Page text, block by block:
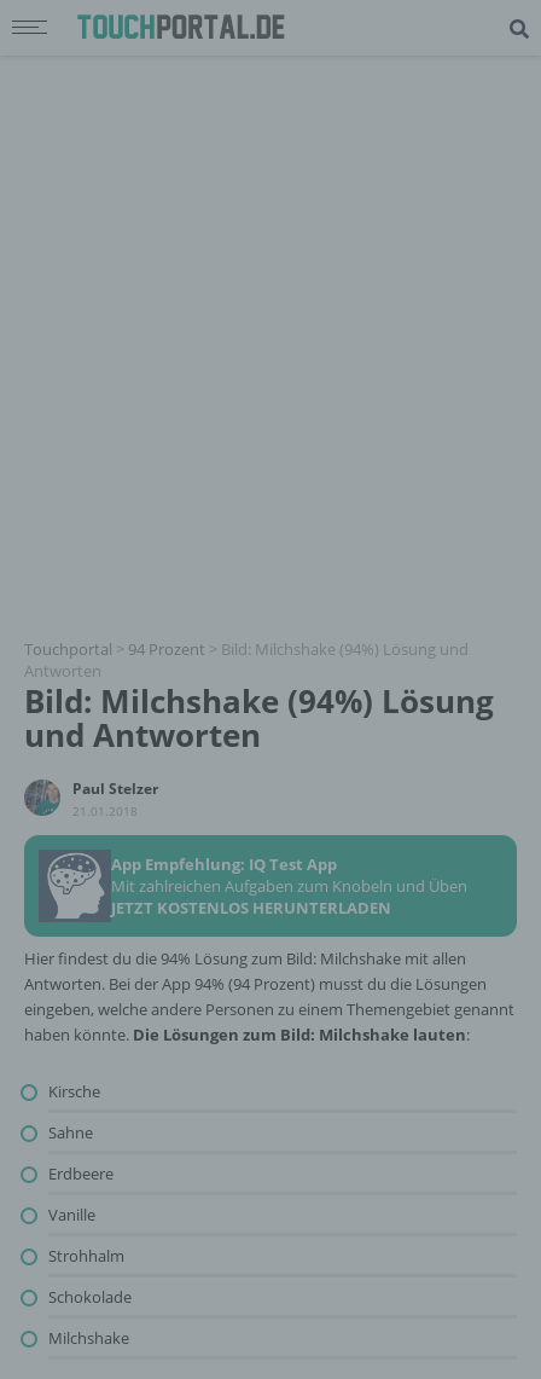
Touchportal > 94 Prozent > Bild: Milchshake (94%) Lösung und
Antworten
Bild: Milchshake (94%) Lösung
und Antworten
Paul Stelzer
21.01.2018
App Empfehlung: IQ Test App
Mit zahlreichen Aufgaben zum Knobeln und Üben
JETZT KOSTENLOS HERUNTERLADEN
Hier findest du die 94% Lösung zum Bild: Milchshake mit allen
Antworten. Bei der App 94% (94 Prozent) musst du die Lösungen
eingeben, welche andere Personen zu einem Themengebiet genannt
haben könnte. Die Lösungen zum Bild: Milchshake lauten:
Kirsche
Sahne
Erdbeere
Vanille
Strohhalm
Schokolade
Milchshake